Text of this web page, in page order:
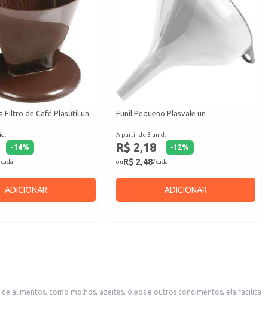
Filtro de Café Plasútil un
-14%
ADICIONAR
Funil Pequeno Plasvale un
A partir de 3 unid.
R$ 2,18 -12%
ouR$ 2,48/ cada
ADICIONAR
alimentos, como molhos, azeites, óleos e outros condimentos, ela facilita